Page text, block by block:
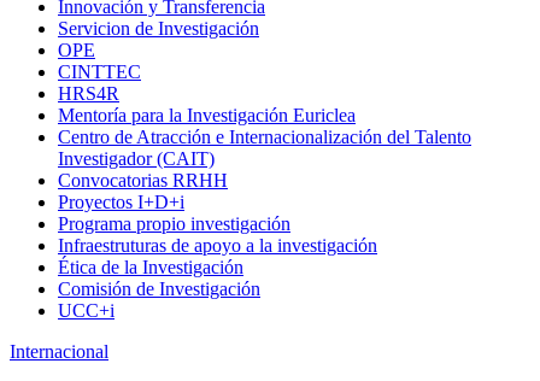
Innovación y Transferencia
Servicion de Investigación
OPE
CINTTEC
HRS4R
Mentoría para la Investigación Euriclea
Centro de Atracción e Internacionalización del Talento
Investigador (CAIT)
Convocatorias RRHH
Proyectos I+D+i
Programa propio investigación
Infraestruturas de apoyo a la investigación
Ética de la Investigación
Comisión de Investigación
UCC+i
Internacional